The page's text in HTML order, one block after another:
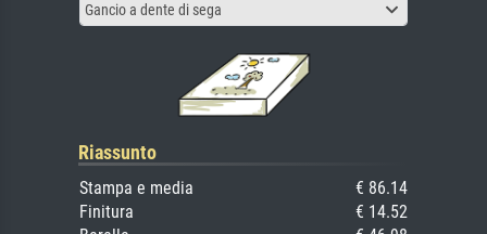
Gancio a dente di sega
Riassunto
Stampa e media
€ 86.14
Finitura
€ 14.52